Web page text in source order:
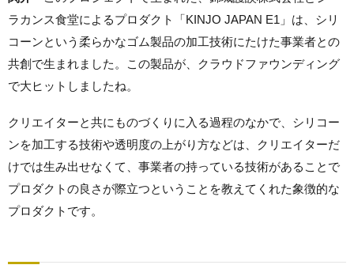
ラカンス食堂によるプロダクト「KINJO JAPAN E1」は、シリ
コーンという柔らかなゴム製品の加工技術にたけた事業者との
共創で生まれました。この製品が、クラウドファウンディング
で大ヒットしましたね。
クリエイターと共にものづくりに入る過程のなかで、シリコー
ンを加工する技術や透明度の上がり方などは、クリエイターだ
けでは生み出せなくて、事業者の持っている技術があることで
プロダクトの良さが際立つということを教えてくれた象徴的な
プロダクトです。